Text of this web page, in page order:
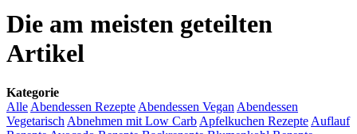
Die am meisten geteilten
Artikel
Kategorie
Alle Abendessen Rezepte Abendessen Vegan Abendessen
Vegetarisch Abnehmen mit Low Carb Apfelkuchen Rezepte Auflauf